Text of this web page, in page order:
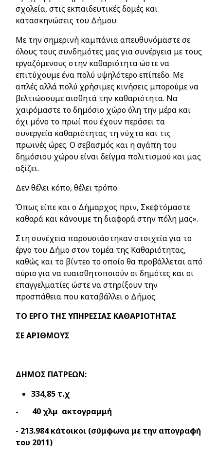
σχολεία, στις εκπαιδευτικές δομές και
κατασκηνώσεις του Δήμου.
Με την σημερινή καμπάνια απευθυνόμαστε σε
όλους τους συνδημότες μας για συνέργεια με τους
εργαζόμενους στην καθαριότητα ώστε να
επιτύχουμε ένα πολύ υψηλότερο επίπεδο. Με
απλές αλλά πολύ χρήσιμες κινήσεις μπορούμε να
βελτιώσουμε αισθητά την καθαριότητα. Να
χαιρόμαστε το δημόσιο χώρο όλη την μέρα και
όχι μόνο το πρωί που έχουν περάσει τα
συνεργεία καθαριότητας τη νύχτα και τις
πρωινές ώρες. Ο σεβασμός και η αγάπη του
δημόσιου χώρου είναι δείγμα πολιτισμού και μας
αξίζει.
Δεν θέλει κόπο, θέλει τρόπο.
Όπως είπε και ο Δήμαρχος πριν, Σκεφτόμαστε
καθαρά και κάνουμε τη διαφορά στην πόλη μας».
Στη συνέχεια παρουσιάστηκαν στοιχεία για το
έργο του Δήμο στον τομέα της Καθαριότητας,
καθώς και το βίντεο το οποίο θα προβάλλεται από
αύριο για να ευαισθητοποιούν οι δημότες και οι
επαγγελματίες ώστε να στηρίξουν την
προσπάθεια που καταβάλλει ο Δήμος.
ΤΟ ΕΡΓΟ ΤΗΣ ΥΠΗΡΕΣΙΑΣ ΚΑΘΑΡΙΟΤΗΤΑΣ
ΣΕ ΑΡΙΘΜΟΥΣ
ΔΗΜΟΣ ΠΑΤΡΕΩΝ:
334,85 τ.χ
- 40 χλμ ακτογραμμή
- 213.984 κάτοικοι (σύμφωνα με την απογραφή
του 2011)